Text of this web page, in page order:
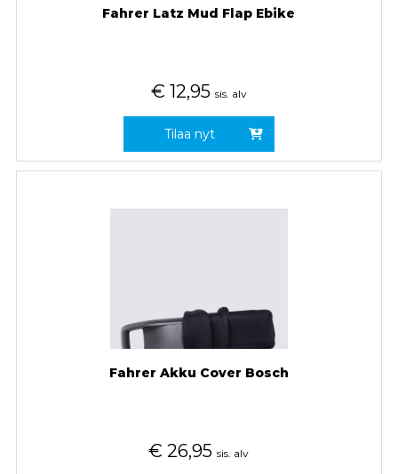
Fahrer Latz Mud Flap Ebike
€ 12,95 sis. alv
Tilaa nyt
Fahrer Akku Cover Bosch
€ 26,95 sis. alv